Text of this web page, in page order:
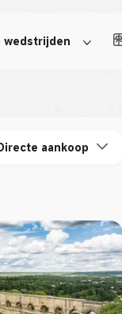
wedstrijden
aankoop